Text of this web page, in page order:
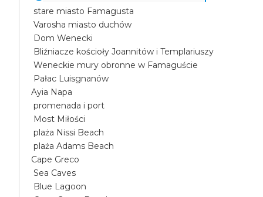
stare miasto Famagusta
Varosha miasto duchów
Dom Wenecki
Bliźniacze kościoły Joannitów i Templariuszy
Weneckie mury obronne w Famaguście
Pałac Luisgnanów
Ayia Napa
promenada i port
Most Miłości
plaża Nissi Beach
plaża Adams Beach
Cape Greco
Sea Caves
Blue Lagoon